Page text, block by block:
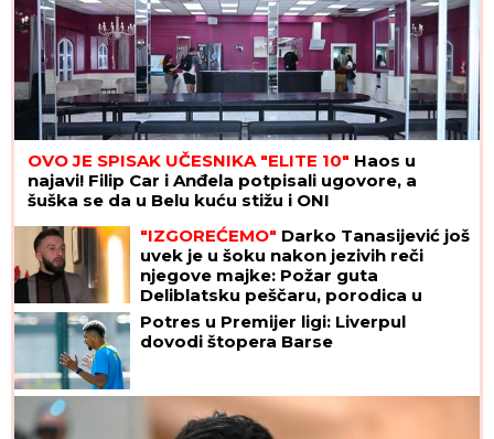
OVO JE SPISAK UČESNIKA "ELITE 10" Haos u
najavi! Filip Car i Anđela potpisali ugovore, a
šuška se da u Belu kuću stižu i ONI
"IZGOREĆEMO" Darko Tanasijević još
uvek je u šoku nakon jezivih reči
njegove majke: Požar guta
Deliblatsku peščaru, porodica u
dramatičnoj borbi sa vatrenom
stihijom
Potres u Premijer ligi: Liverpul
dovodi štopera Barse